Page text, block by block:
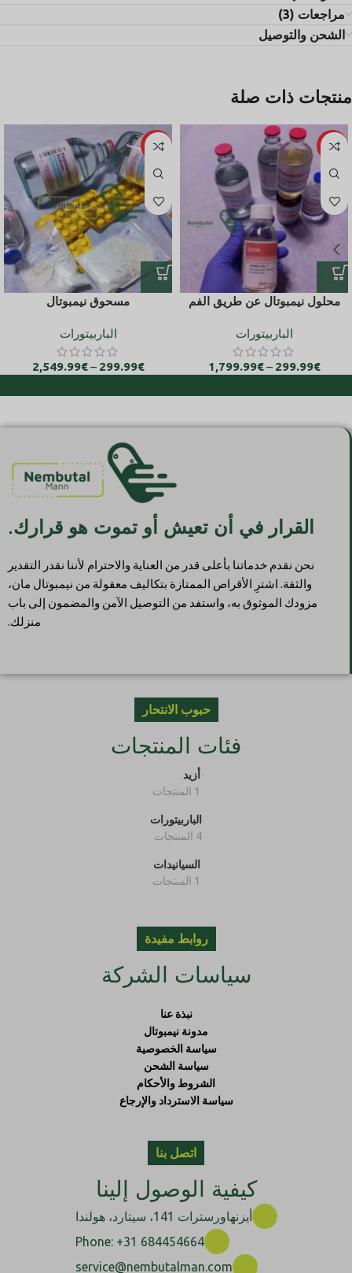
مراجعات (3)
الشحن والتوصيل
منتجات ذات صلة
ساخن
محلول نيمبوتال عن طريق الفم
الباربيتورات
299.99€
–
1,799.99€
ساخن
مسحوق نيمبوتال
الباربيتورات
299.99€
–
2,549.99€
القرار في أن تعيش أو تموت هو قرارك.
نحن نقدم خدماتنا بأعلى قدر من العناية والاحترام لأننا نقدر التقدير
والثقة. اشترِ الأقراص الممتازة بتكاليف معقولة من نيمبوتال مان،
مزودك الموثوق به، واستفد من التوصيل الآمن والمضمون إلى باب
منزلك.
حبوب الانتحار
فئات المنتجات
أزيد
1 المنتجات
الباربيتورات
4 المنتجات
السيانيدات
1 المنتجات
روابط مفيدة
سياسات الشركة
نبذة عنا
مدونة نيمبوتال
سياسة الخصوصية
سياسة الشحن
الشروط والأحكام
سياسة الاسترداد والإرجاع
اتصل بنا
كيفية الوصول إلينا
أيزنهاورسترات 141، سيتارد، هولندا
Phone: +31 684454664
service@nembutalman.com